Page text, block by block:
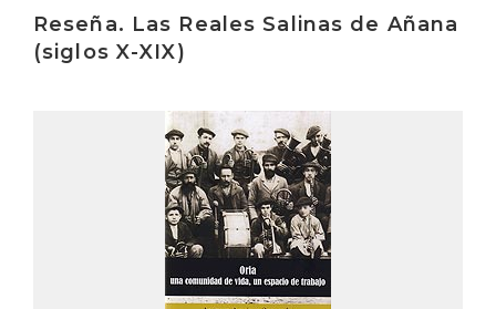
Reseña. Las Reales Salinas de Añana
(siglos X-XIX)